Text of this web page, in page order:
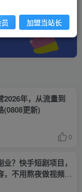
2026年，从流量到
(0808更新)
0
？快手短剧项目，
，不用熬夜做视频，
】
加盟当站长